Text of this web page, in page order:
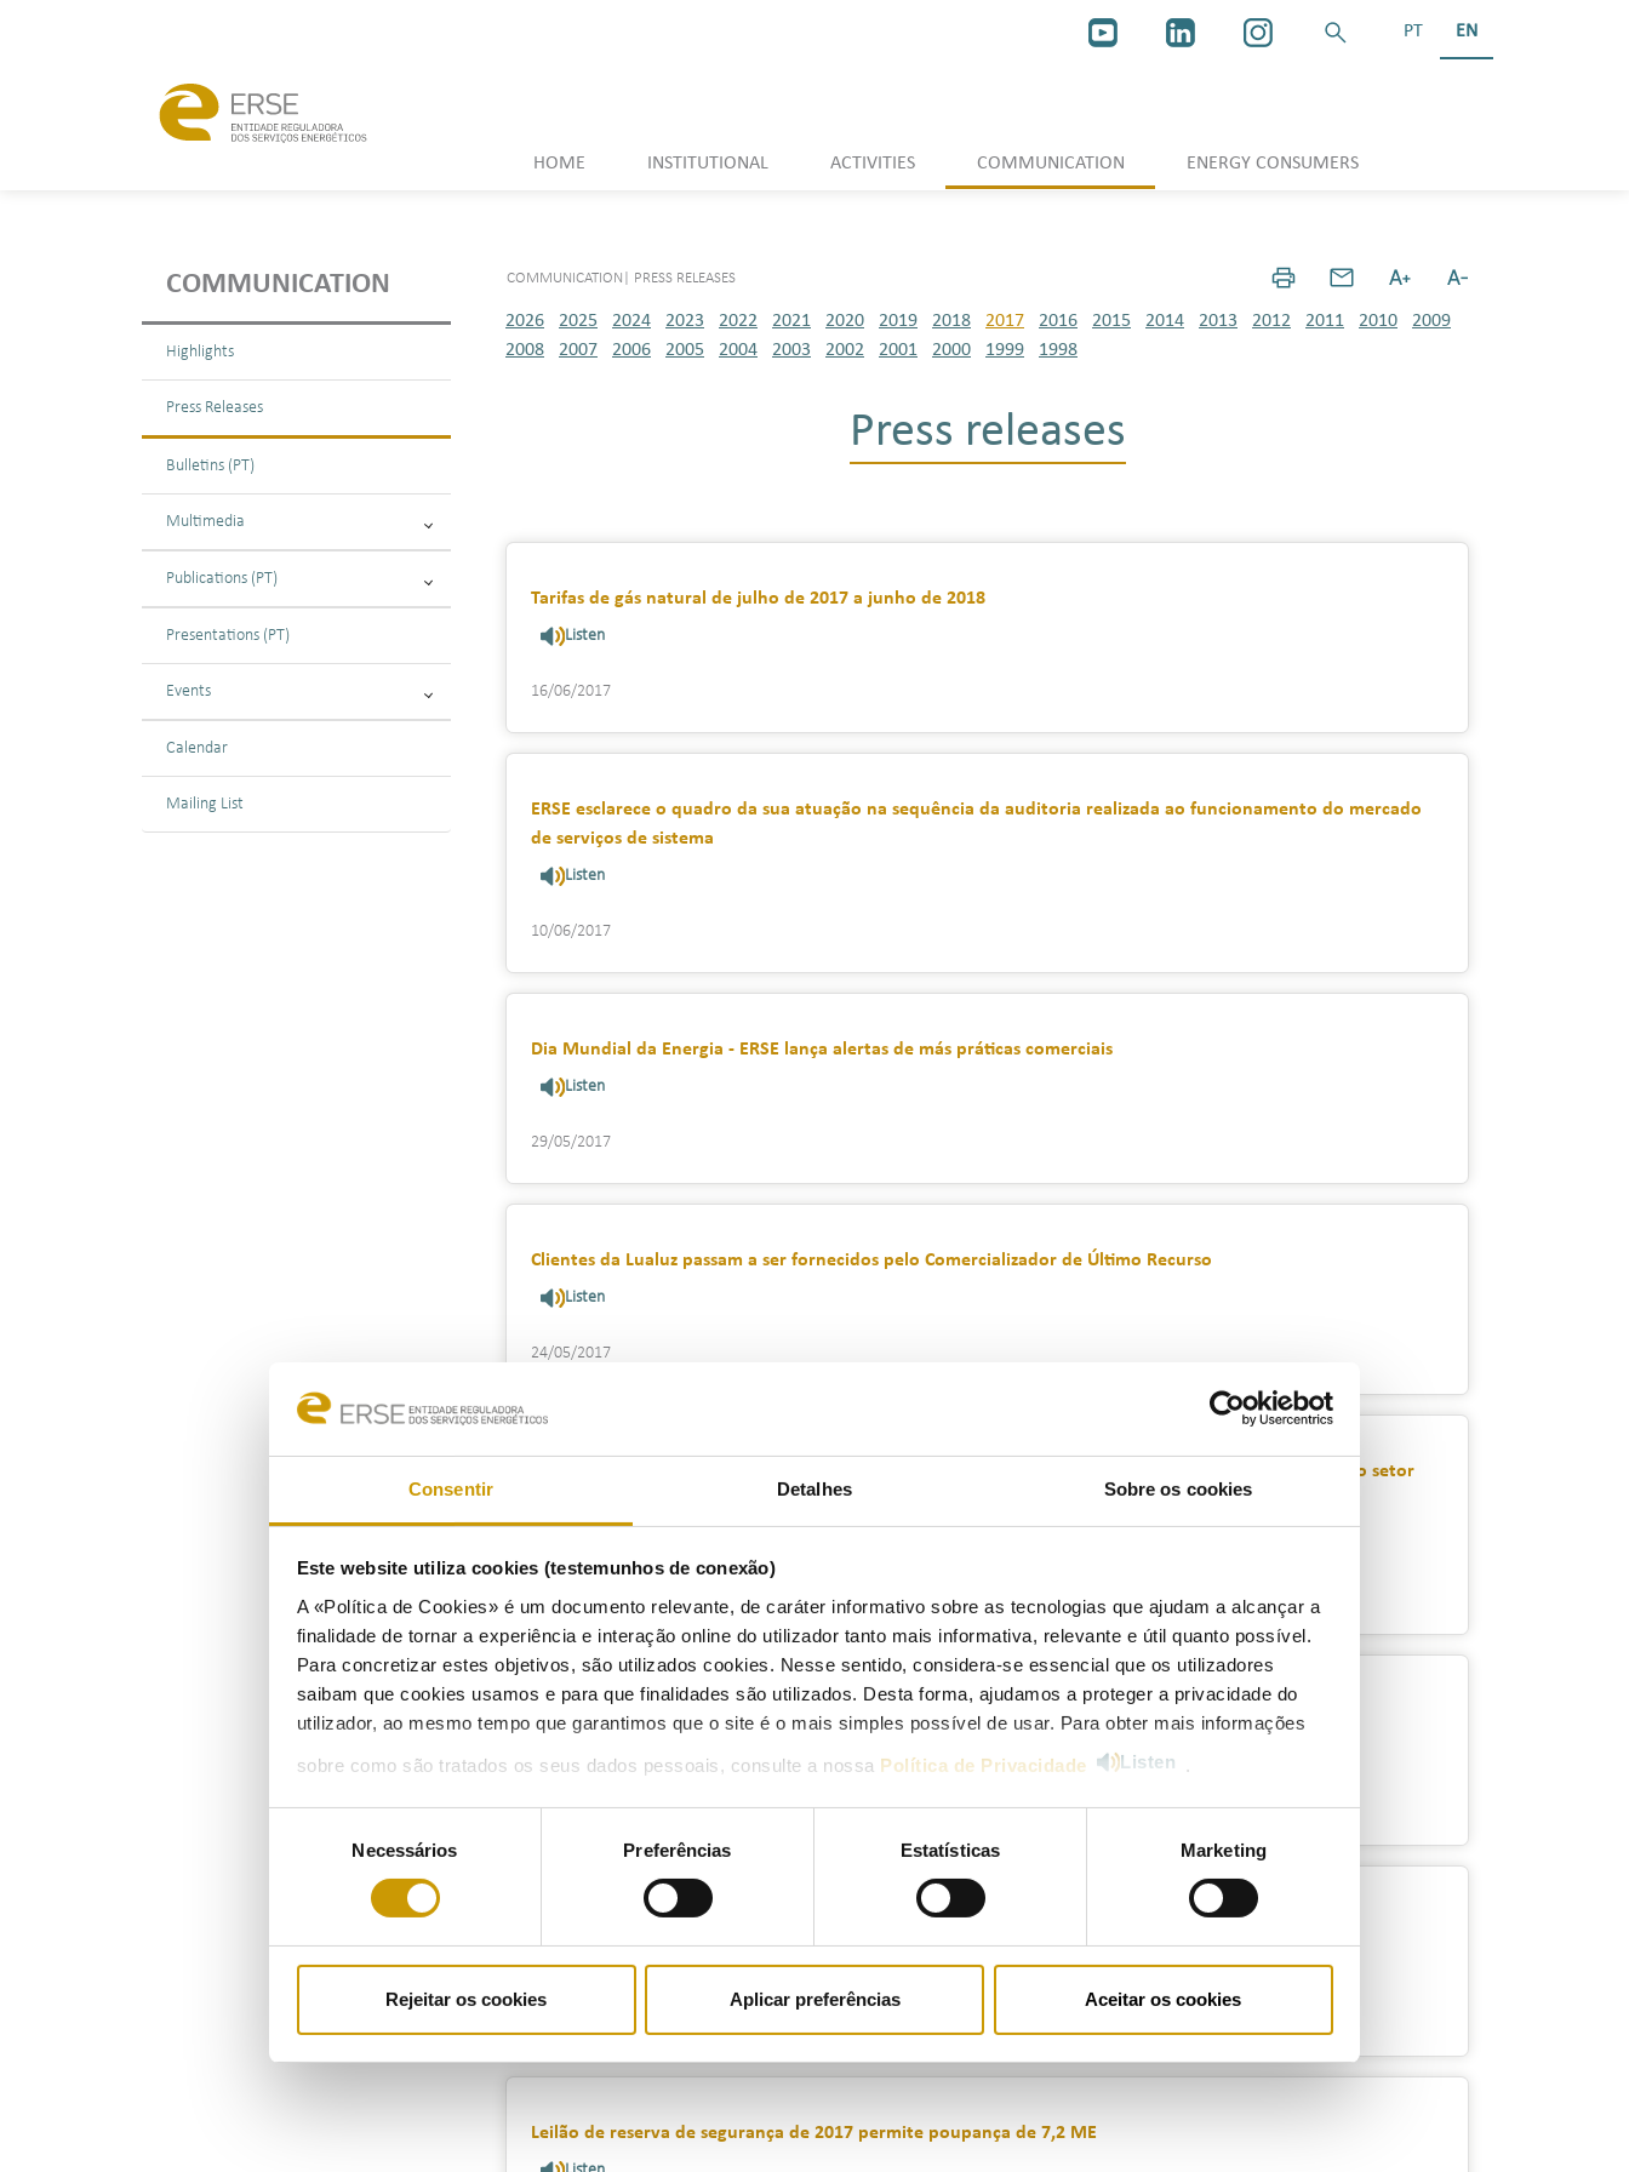
Consentir Detalhes Sobre os cookies
Este website utiliza cookies (testemunhos de conexão)
A «Política de Cookies» é um documento relevante, de caráter informativo sobre as tecnologias que ajudam a alcançar a
finalidade de tornar a experiência e interação online do utilizador tanto mais informativa, relevante e útil quanto possível.
Para concretizar estes objetivos, são utilizados cookies. Nesse sentido, considera-se essencial que os utilizadores
saibam que cookies usamos e para que finalidades são utilizados. Desta forma, ajudamos a proteger a privacidade do
utilizador, ao mesmo tempo que garantimos que o site é o mais simples possível de usar. Para obter mais informações
sobre como são tratados os seus dados pessoais, consulte a nossa Política de Privacidade Listen .
consentimento
Necessários Preferências Estatísticas Marketing
Rejeitar os cookies Aplicar preferências Aceitar os cookies
PT EN
HOME INSTITUTIONAL ACTIVITIES COMMUNICATION ENERGY CONSUMERS
COMMUNICATION
Highlights
Press Releases
Bulletins (PT)
Multimedia
Publications (PT)
Presentations (PT)
Events
Calendar
Mailing List
COMMUNICATION PRESS RELEASES
2026 2025 2024 2023 2022 2021 2020 2019 2018 2017 2016 2015 2014 2013 2012 2011 2010
2009
2008
2007 2006 2005 2004 2003 2002 2001 2000 1999 1998
Press releases
Tarifas de gás natural de julho de 2017 a junho de 2018
Listen
16/06/2017
ERSE esclarece o quadro da sua atuação na sequência da auditoria realizada ao funcionamento do mercado
de serviços de sistema
Listen
10/06/2017
Dia Mundial da Energia - ERSE lança alertas de más práticas comerciais
Listen
29/05/2017
Clientes da Lualuz passam a ser fornecidos pelo Comercializador de Último Recurso
Listen
24/05/2017
ERSE lança revisão dos regulamentos do setor elétrico e do Regulamento da Qualidade de Serviço do setor
28/04/2017
Proposta de tarifas de gás natural de julho de 2017 a junho de 2018
Leilão de reserva de segurança de 2017 permite poupança de 7,2 ME